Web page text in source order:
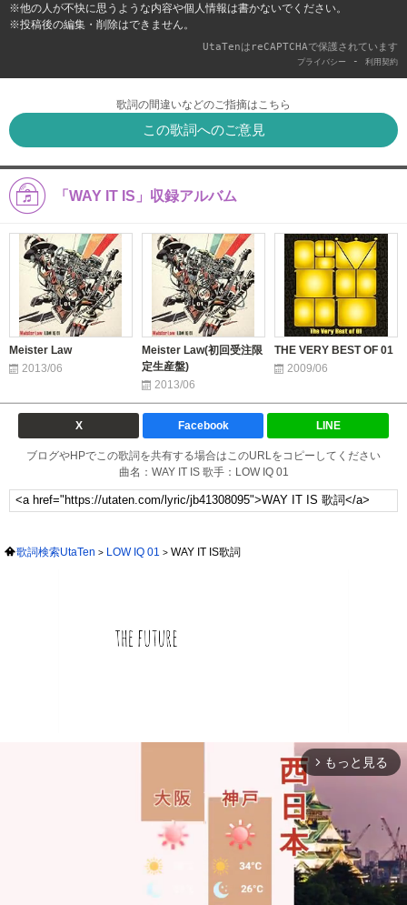
※他の人が不快に思うような内容や個人情報は書かないでください。
※投稿後の編集・削除はできません。
UtaTenはreCAPTCHAで保護されています
プライバシー - 利用契約
歌詞の間違いなどのご指摘はこちら
この歌詞へのご意見
「WAY IT IS」収録アルバム
Meister Law
2013/06
Meister Law(初回受注限
定生産盤)
2013/06
THE VERY BEST OF 01
2009/06
X Facebook LINE
ブログやHPでこの歌詞を共有する場合はこのURLをコピーしてください
曲名：WAY IT IS 歌手：LOW IQ 01
歌詞検索UtaTen LOW IQ 01 WAY IT IS歌詞
arrow_forward_ios もっと見る